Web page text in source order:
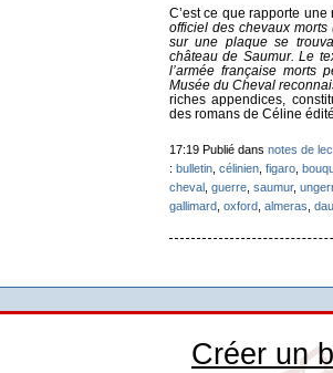
C’est ce que rapporte
officiel des chevaux morts
sur une plaque se
château de Saumur. Le
l’armée française morts
Musée du Cheval
riches appendices,
des romans de Céline
17:19 Publié dans notes de
: bulletin, célinien, figaro,
cheval, guerre, saumur,
gallimard, oxford, almeras
Créer un